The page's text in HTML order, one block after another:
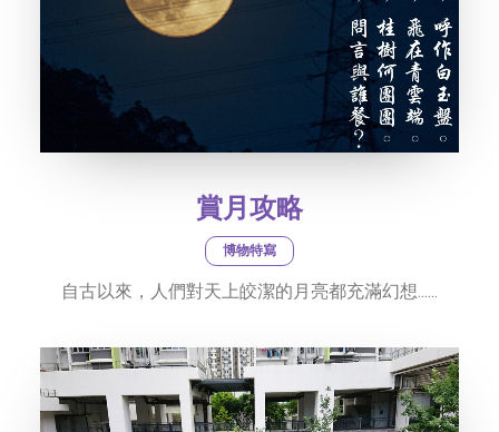
賞月攻略
博物特寫
自古以來，人們對天上皎潔的月亮都充滿幻想......